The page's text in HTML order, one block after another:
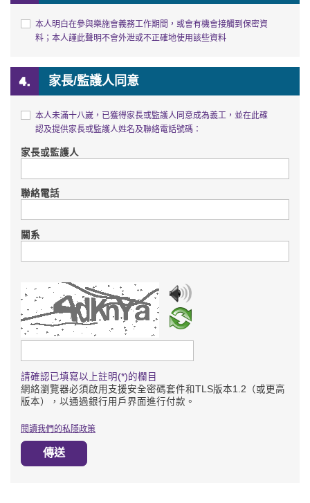
本人明白在參與樂施會義務工作期間，或會有機會接觸到保密資
料；本人謹此聲明不會外泄或不正確地使用該些資料
家長/監護人同意
本人未滿十八嵗，已獲得家長或監護人同意成為義工，並在此確
認及提供家長或監護人姓名及聯絡電話號碼：
家長或監護人
聯絡電話
關系
請輸入驗證碼
請確認已填寫以上註明(*)的欄目
網絡瀏覽器必須啟用支援安全密碼套件和TLS版本1.2（或更高
版本），以通過銀行用戶界面進行付款。
閱讀我們的私隱政策
傳送